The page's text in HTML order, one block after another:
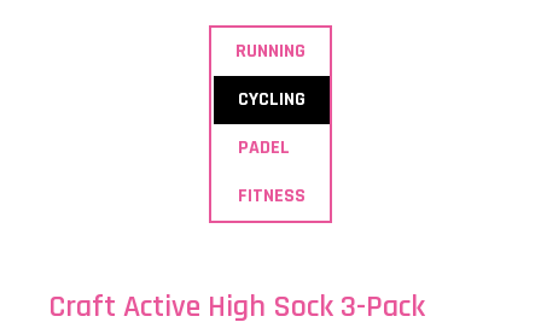
RUNNING
CYCLING
PADEL
FITNESS
Craft Active High Sock 3-Pack